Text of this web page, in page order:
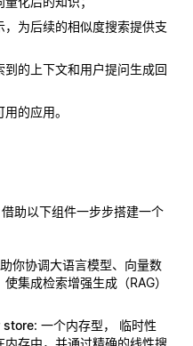
为后续的相似度搜索提供支
的上下文和用户提问生成回
的应用。
助以下组件一步步搭建一个
你协调大语言模型、向量数
集成检索增强生成（RAG）
store: 一个内存型， 临时性
存中，并通过精确的线性搜